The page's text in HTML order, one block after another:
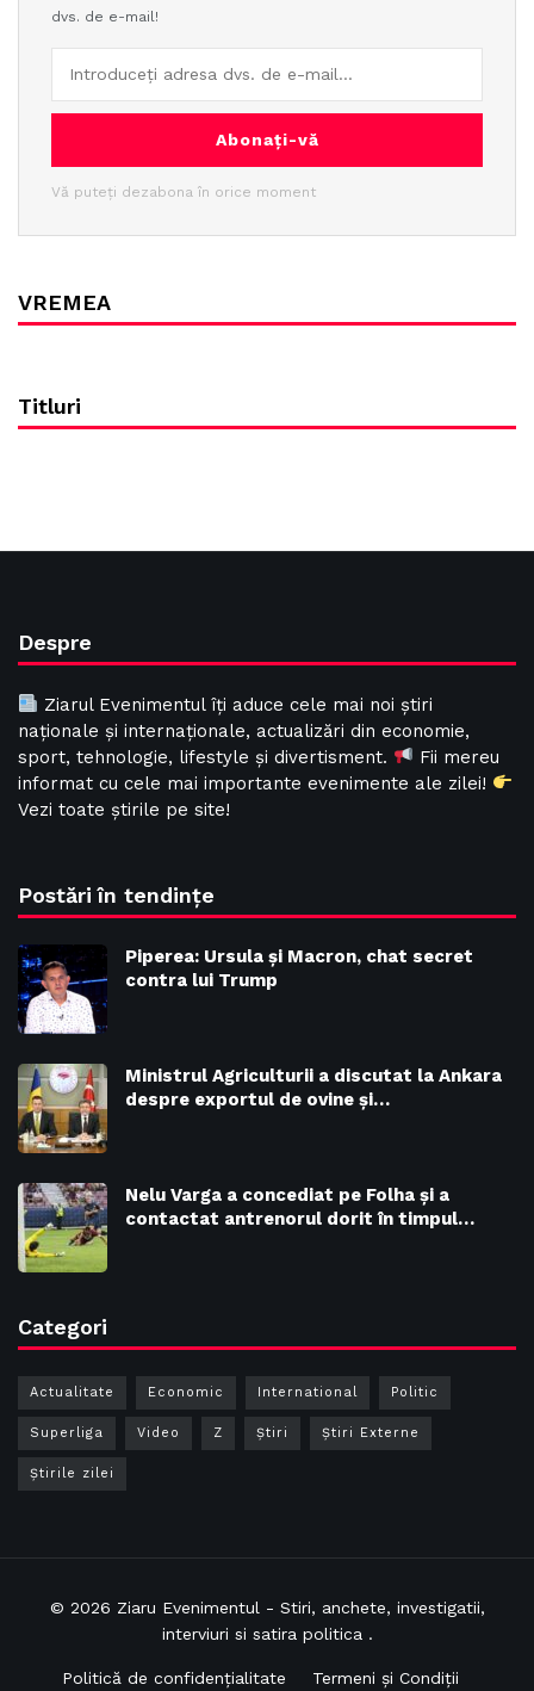
dvs. de e-mail!
Abonați-vă
Vă puteți dezabona în orice moment
VREMEA
Titluri
Despre
Ziarul Evenimentul îți aduce cele mai noi știri
naționale și internaționale, actualizări din economie,
sport, tehnologie, lifestyle și divertisment.
Fii mereu
informat cu cele mai importante evenimente ale zilei!
Vezi toate știrile pe site!
Postări în tendințe
Piperea: Ursula și Macron, chat secret
contra lui Trump
Ministrul Agriculturii a discutat la Ankara
despre exportul de ovine și…
Nelu Varga a concediat pe Folha și a
contactat antrenorul dorit în timpul…
Categori
Actualitate Economic International Politic
Superliga Video Z Ştiri Știri Externe
Știrile zilei
© 2026 Ziaru Evenimentul - Stiri, anchete, investigatii,
interviuri si satira politica .
Politică de confidențialitate Termeni și Condiții